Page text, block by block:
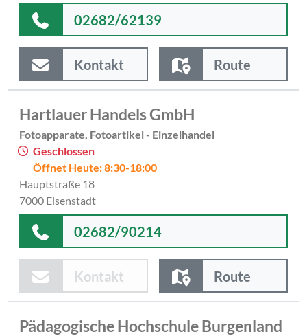
02682/62139
Kontakt Route
Hartlauer Handels GmbH
Fotoapparate, Fotoartikel - Einzelhandel
Geschlossen
Öffnet Heute: 8:30-18:00
Hauptstraße 18
7000 Eisenstadt
02682/90214
Kontakt Route
Pädagogische Hochschule Burgenland